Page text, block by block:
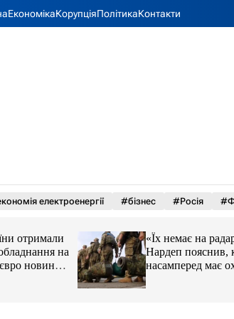
ЕкономікаКорупціяПолітикаКонтакти
електроенергії #бізнес #Росія
отримали
на
новини
«Їх немає на
Нардеп пояснив,
насамперед має
реформа мобілізації